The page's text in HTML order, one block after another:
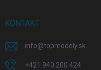
KONTAKT
info@topmodely.sk
+421 940 200 424